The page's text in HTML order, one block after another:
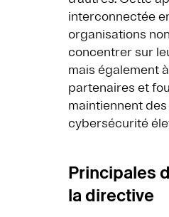
interconnectée
organisations
concentrer sur
mais également
partenaires et
maintiennent
cybersécurité
Principales
la directive